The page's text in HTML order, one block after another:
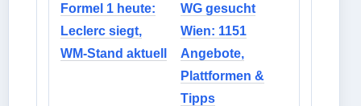
Formel 1 heute:
Leclerc siegt,
WM-Stand aktuell
WG gesucht
Wien: 1151
Angebote,
Plattformen &
Tipps